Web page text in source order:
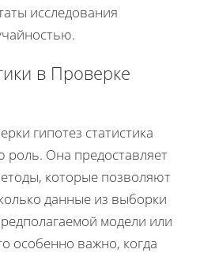
исследования
в Проверке
гипотез статистика
роль. Она предоставляет
которые позволяют
данные из выборки
модели или
особенно важно, когда